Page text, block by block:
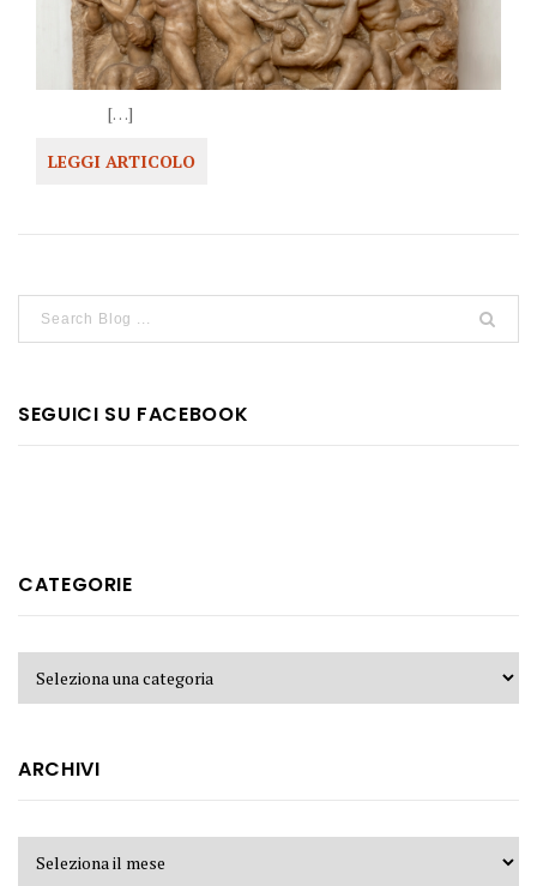
[…]
LEGGI ARTICOLO
SEGUICI SU FACEBOOK
CATEGORIE
ARCHIVI